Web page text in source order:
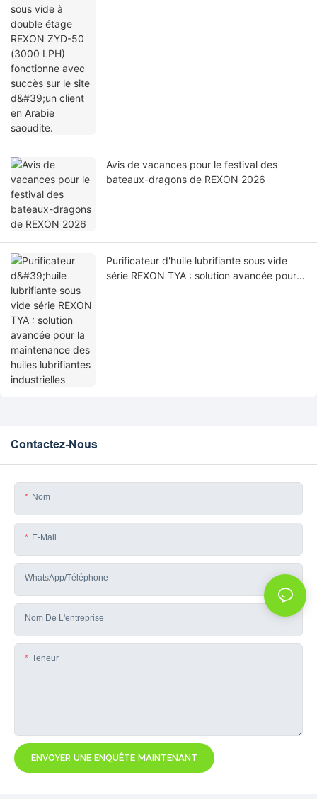
Avis de vacances pour le festival des
bateaux-dragons de REXON 2026
Purificateur d'huile lubrifiante sous vide
série REXON TYA : solution avancée pour
Contactez-Nous
Nom
E-Mail
WhatsApp/téléphone
Nom De L'entreprise
Teneur
ENVOYER UNE ENQUÊTE MAINTENANT